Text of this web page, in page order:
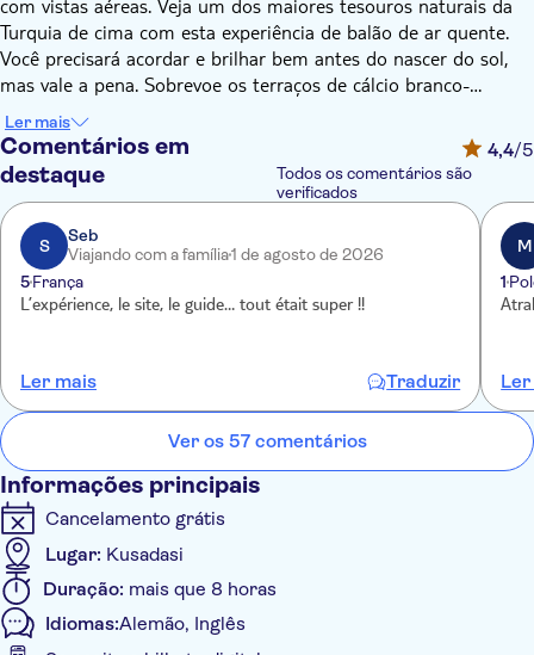
com vistas aéreas. Veja um dos maiores tesouros naturais da
Turquia de cima com esta experiência de balão de ar quente.
Você precisará acordar e brilhar bem antes do nascer do sol,
mas vale a pena. Sobrevoe os terraços de cálcio branco-
algodão antes de pousar para visitar as ruínas romanas de
Hierápolis também.
Ler mais
Comentários em
destaque
4,4/5
Todos os comentários são
verificados
S
Seb
Viajando com a família1 de agosto de 2026
5França
L’expérience, le site, le guide… tout était super !!
Ler mais Traduzir
M
1
Ver os 57 comentários
Informações principais
Cancelamento grátis
Lugar: Kusadasi
Duração: mais que 8 horas
Idiomas:Alemão, Inglês